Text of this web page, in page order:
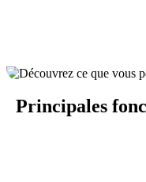
Principales